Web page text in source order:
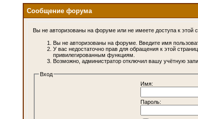
Сообщение форума
Вы не авторизованы на форуме или не имеете доступа к этой
Вы не авторизованы на форуме. Введите имя
У вас недостаточно прав для обращения к этой
привилегированным функциям.
Возможно, администратор отключил вашу учётную
Вход
Имя:
Пароль: